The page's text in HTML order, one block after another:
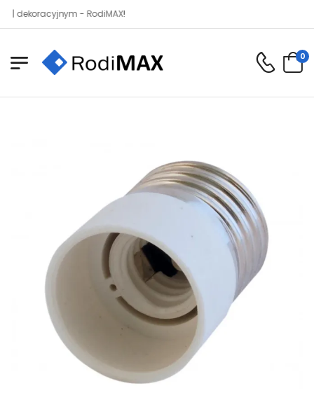
- RodiMAX!
0